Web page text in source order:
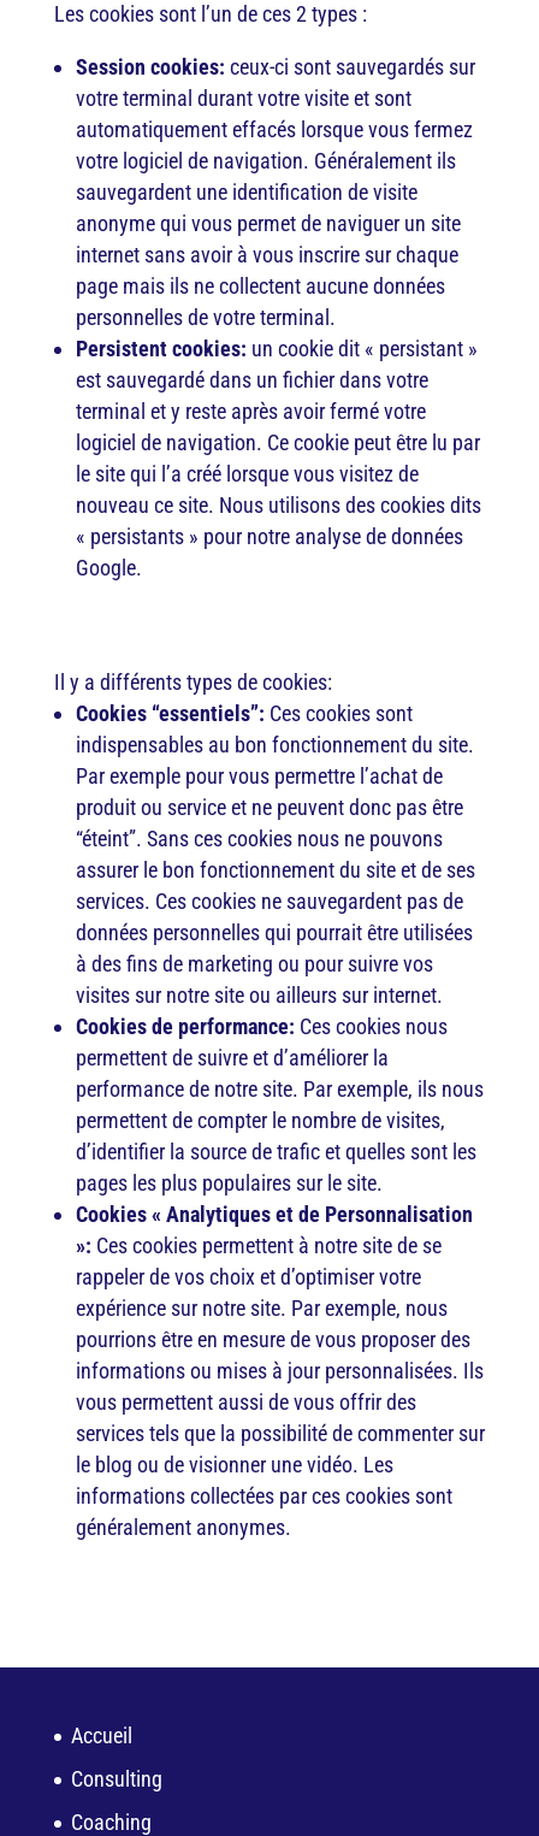
Les cookies sont l’un de ces 2 types :
Session cookies: ceux-ci sont sauvegardés sur
votre terminal durant votre visite et sont
automatiquement effacés lorsque vous fermez
votre logiciel de navigation. Généralement ils
sauvegardent une identification de visite
anonyme qui vous permet de naviguer un site
internet sans avoir à vous inscrire sur chaque
page mais ils ne collectent aucune données
personnelles de votre terminal.
Persistent cookies: un cookie dit « persistant »
est sauvegardé dans un fichier dans votre
terminal et y reste après avoir fermé votre
logiciel de navigation. Ce cookie peut être lu par
le site qui l’a créé lorsque vous visitez de
nouveau ce site. Nous utilisons des cookies dits
« persistants » pour notre analyse de données
Google.
Il y a différents types de cookies:
Cookies “essentiels”: Ces cookies sont
indispensables au bon fonctionnement du site.
Par exemple pour vous permettre l’achat de
produit ou service et ne peuvent donc pas être
“éteint”. Sans ces cookies nous ne pouvons
assurer le bon fonctionnement du site et de ses
services. Ces cookies ne sauvegardent pas de
données personnelles qui pourrait être utilisées
à des fins de marketing ou pour suivre vos
visites sur notre site ou ailleurs sur internet.
Cookies de performance: Ces cookies nous
permettent de suivre et d’améliorer la
performance de notre site. Par exemple, ils nous
permettent de compter le nombre de visites,
d’identifier la source de trafic et quelles sont les
pages les plus populaires sur le site.
Cookies« Analytiques et de Personnalisation
»: Ces cookies permettent à notre site de se
rappeler de vos choix et d’optimiser votre
expérience sur notre site. Par exemple, nous
pourrions être en mesure de vous proposer des
informations ou mises à jour personnalisées. Ils
vous permettent aussi de vous offrir des
services tels que la possibilité de commenter sur
le blog ou de visionner une vidéo. Les
informations collectées par ces cookies sont
généralement anonymes.
Accueil
Consulting
Coaching